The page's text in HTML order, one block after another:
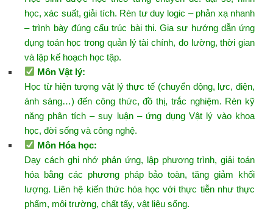
học, xác suất, giải tích. Rèn tư duy logic – phản xạ nhanh
– trình bày đúng cấu trúc bài thi. Gia sư hướng dẫn ứng
dụng toán học trong quản lý tài chính, đo lường, thời gian
và lập kế hoạch học tập.
Môn Vật lý:
Học từ hiện tượng vật lý thực tế (chuyển động, lực, điện,
ánh sáng…) đến công thức, đồ thị, trắc nghiệm. Rèn kỹ
năng phân tích – suy luận – ứng dụng Vật lý vào khoa
học, đời sống và công nghệ.
Môn Hóa học:
Dạy cách ghi nhớ phản ứng, lập phương trình, giải toán
hóa bằng các phương pháp bảo toàn, tăng giảm khối
lượng. Liên hệ kiến thức hóa học với thực tiễn như thực
phẩm, môi trường, chất tẩy, vật liệu sống.